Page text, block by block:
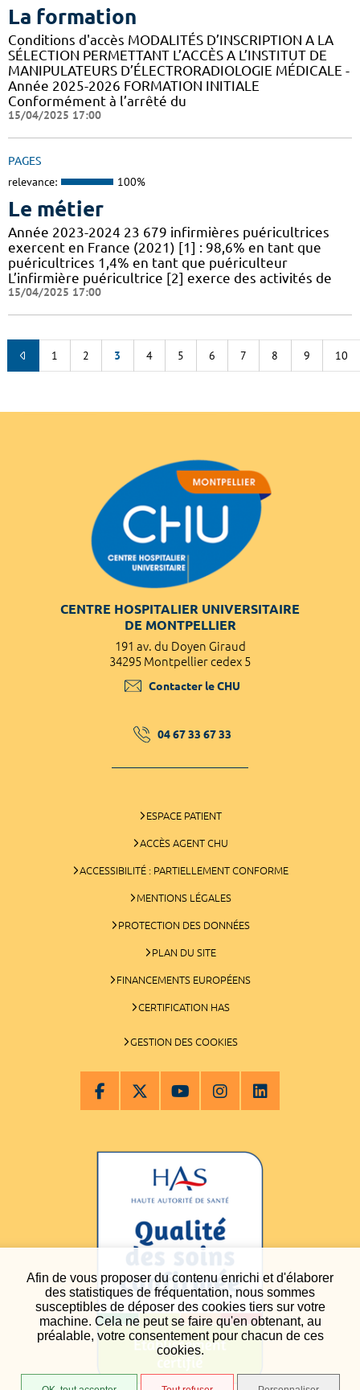
Afin de vous proposer du contenu enrichi et d'élaborer
des statistiques de fréquentation, nous sommes
susceptibles de déposer des cookies tiers sur votre
machine. Cela ne peut se faire qu'en obtenant, au
préalable, votre consentement pour chacun de ces
cookies.
La formation
Conditions d'accès MODALITÉS D’INSCRIPTION A LA
SÉLECTION PERMETTANT L’ACCÈS A L’INSTITUT DE
MANIPULATEURS D’ÉLECTRORADIOLOGIE MÉDICALE -
Année 2025-2026 FORMATION INITIALE
Conformément à l’arrêté du
15/04/2025 17:00
PAGES
relevance: 100%
Le métier
Année 2023-2024 23 679 infirmières puéricultrices
exercent en France (2021) [1] : 98,6% en tant que
puéricultrices 1,4% en tant que puériculteur
L’infirmière puéricultrice [2] exerce des activités de
15/04/2025 17:00
1 2 3 4 5 6 7 8 9 10
CENTRE HOSPITALIER UNIVERSITAIRE
DE MONTPELLIER
191 av. du Doyen Giraud
34295 Montpellier cedex 5
Contacter le CHU
04 67 33 67 33
ESPACE PATIENT
ACCÈS AGENT CHU
ACCESSIBILITÉ : PARTIELLEMENT CONFORME
MENTIONS LÉGALES
PROTECTION DES DONNÉES
PLAN DU SITE
FINANCEMENTS EUROPÉENS
CERTIFICATION HAS
GESTION DES COOKIES